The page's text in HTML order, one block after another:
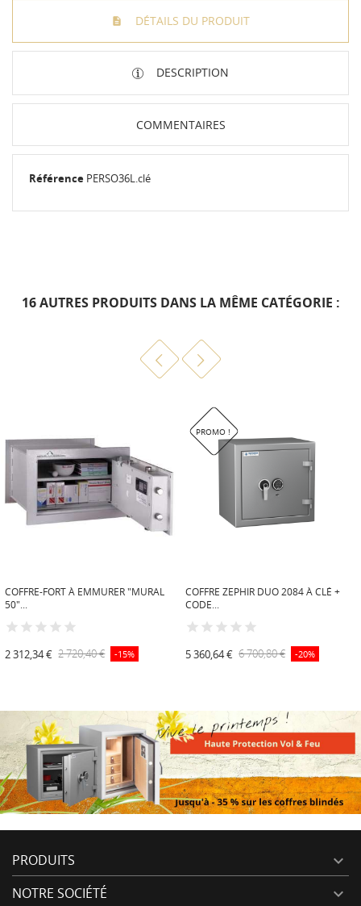
DÉTAILS DU PRODUIT
DESCRIPTION
COMMENTAIRES
Référence PERSO36L.clé
16 AUTRES PRODUITS DANS LA MÊME CATÉGORIE :
COFFRE-FORT À EMMURER "MURAL
50"...
2 312,34 € 2 720,40 € -15%
PROMO !
COFFRE ZEPHIR DUO 2084 À CLÉ +
CODE...
5 360,64 € 6 700,80 € -20%
PRODUITS 
NOTRE SOCIÉTÉ 